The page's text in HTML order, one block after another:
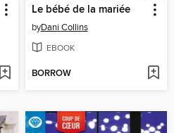
Le bébé de la mariée
byDani Collins
EBOOK
BORROW